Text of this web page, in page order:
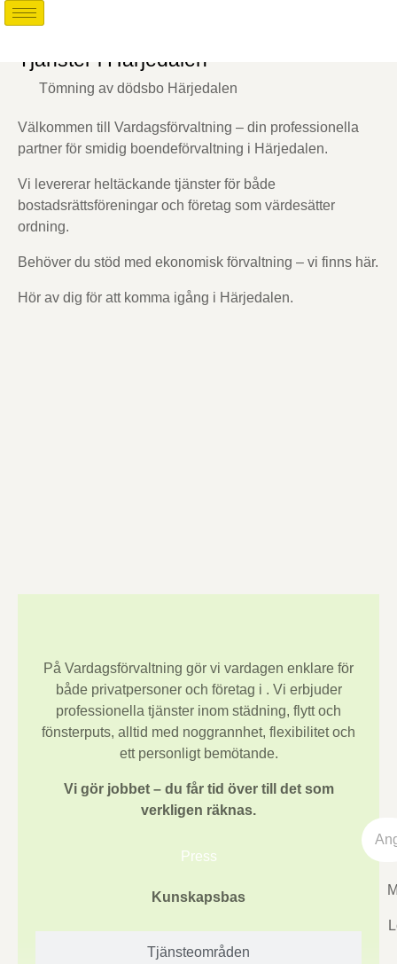
Tjänster i Härjedalen
Tömning av dödsbo Härjedalen
Välkommen till Vardagsförvaltning – din professionella
partner för smidig boendeförvaltning i Härjedalen.
Vi levererar heltäckande tjänster för både
bostadsrättsföreningar och företag som värdesätter
ordning.
Behöver du stöd med ekonomisk förvaltning – vi finns här.
Hör av dig för att komma igång i Härjedalen.
På Vardagsförvaltning gör vi vardagen enklare för
både privatpersoner och företag i . Vi erbjuder
professionella tjänster inom städning, flytt och
fönsterputs, alltid med noggrannhet, flexibilitet och
ett personligt bemötande.
Vi gör jobbet – du får tid över till det som
verkligen räknas.
Press
Tjänsteområden
Kunskapsbas